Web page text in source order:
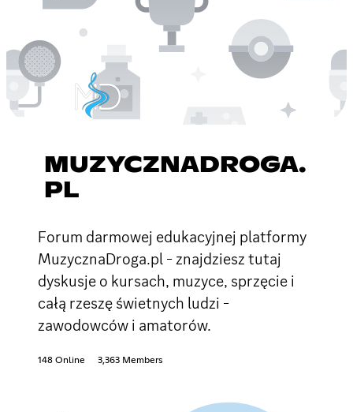
MUZYCZNADROGA.
PL
Forum darmowej edukacyjnej platformy
MuzycznaDroga.pl - znajdziesz tutaj
dyskusje o kursach, muzyce, sprzęcie i
całą rzeszę świetnych ludzi -
zawodowców i amatorów.
148 Online 3,363 Members